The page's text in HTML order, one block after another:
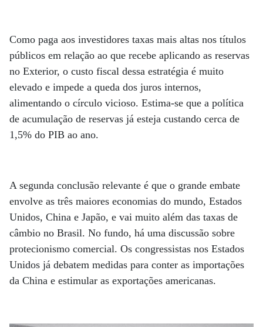
Como paga aos investidores taxas mais altas nos títulos
públicos em relação ao que recebe aplicando as reservas
no Exterior, o custo fiscal dessa estratégia é muito
elevado e impede a queda dos juros internos,
alimentando o círculo vicioso. Estima-se que a política
de acumulação de reservas já esteja custando cerca de
1,5% do PIB ao ano.
A segunda conclusão relevante é que o grande embate
envolve as três maiores economias do mundo, Estados
Unidos, China e Japão, e vai muito além das taxas de
câmbio no Brasil. No fundo, há uma discussão sobre
protecionismo comercial. Os congressistas nos Estados
Unidos já debatem medidas para conter as importações
da China e estimular as exportações americanas.